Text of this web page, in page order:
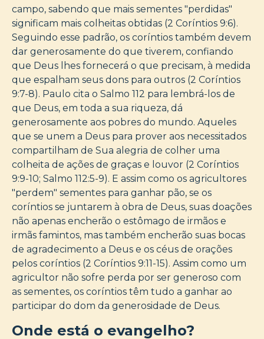
campo, sabendo que mais sementes "perdidas"
significam mais colheitas obtidas (2 Coríntios 9:6).
Seguindo esse padrão, os coríntios também devem
dar generosamente do que tiverem, confiando
que Deus lhes fornecerá o que precisam, à medida
que espalham seus dons para outros (2 Coríntios
9:7-8). Paulo cita o Salmo 112 para lembrá-los de
que Deus, em toda a sua riqueza, dá
generosamente aos pobres do mundo. Aqueles
que se unem a Deus para prover aos necessitados
compartilham de Sua alegria de colher uma
colheita de ações de graças e louvor (2 Coríntios
9:9-10; Salmo 112:5-9). E assim como os agricultores
"perdem" sementes para ganhar pão, se os
coríntios se juntarem à obra de Deus, suas doações
não apenas encherão o estômago de irmãos e
irmãs famintos, mas também encherão suas bocas
de agradecimento a Deus e os céus de orações
pelos coríntios (2 Coríntios 9:11-15). Assim como um
agricultor não sofre perda por ser generoso com
as sementes, os coríntios têm tudo a ganhar ao
participar do dom da generosidade de Deus.
Onde está o evangelho?